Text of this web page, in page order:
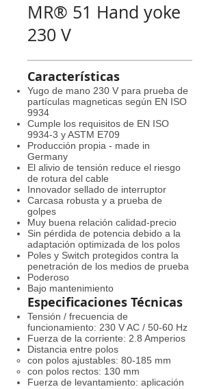
MR® 51 Hand yoke
230 V
Características
Yugo de mano 230 V para prueba de
partículas magneticas según EN ISO
9934
Cumple los requisitos de EN ISO
9934-3 y ASTM E709
Producción propia - made in
Germany
El alivio de tensión reduce el riesgo
de rotura del cable
Innovador sellado de interruptor
Carcasa robusta y a prueba de
golpes
Muy buena relación calidad-precio
Sin pérdida de potencia debido a la
adaptación optimizada de los polos
Poles y Switch protegidos contra la
penetración de los medios de prueba
Poderoso
Bajo mantenimiento
Especificaciones Técnicas
Tensión / frecuencia de
funcionamiento: 230 V AC / 50-60 Hz
Fuerza de la corriente: 2.8 Amperios
Distancia entre polos
con polos ajustables: 80-185 mm
con polos rectos: 130 mm
Fuerza de levantamiento: aplicación